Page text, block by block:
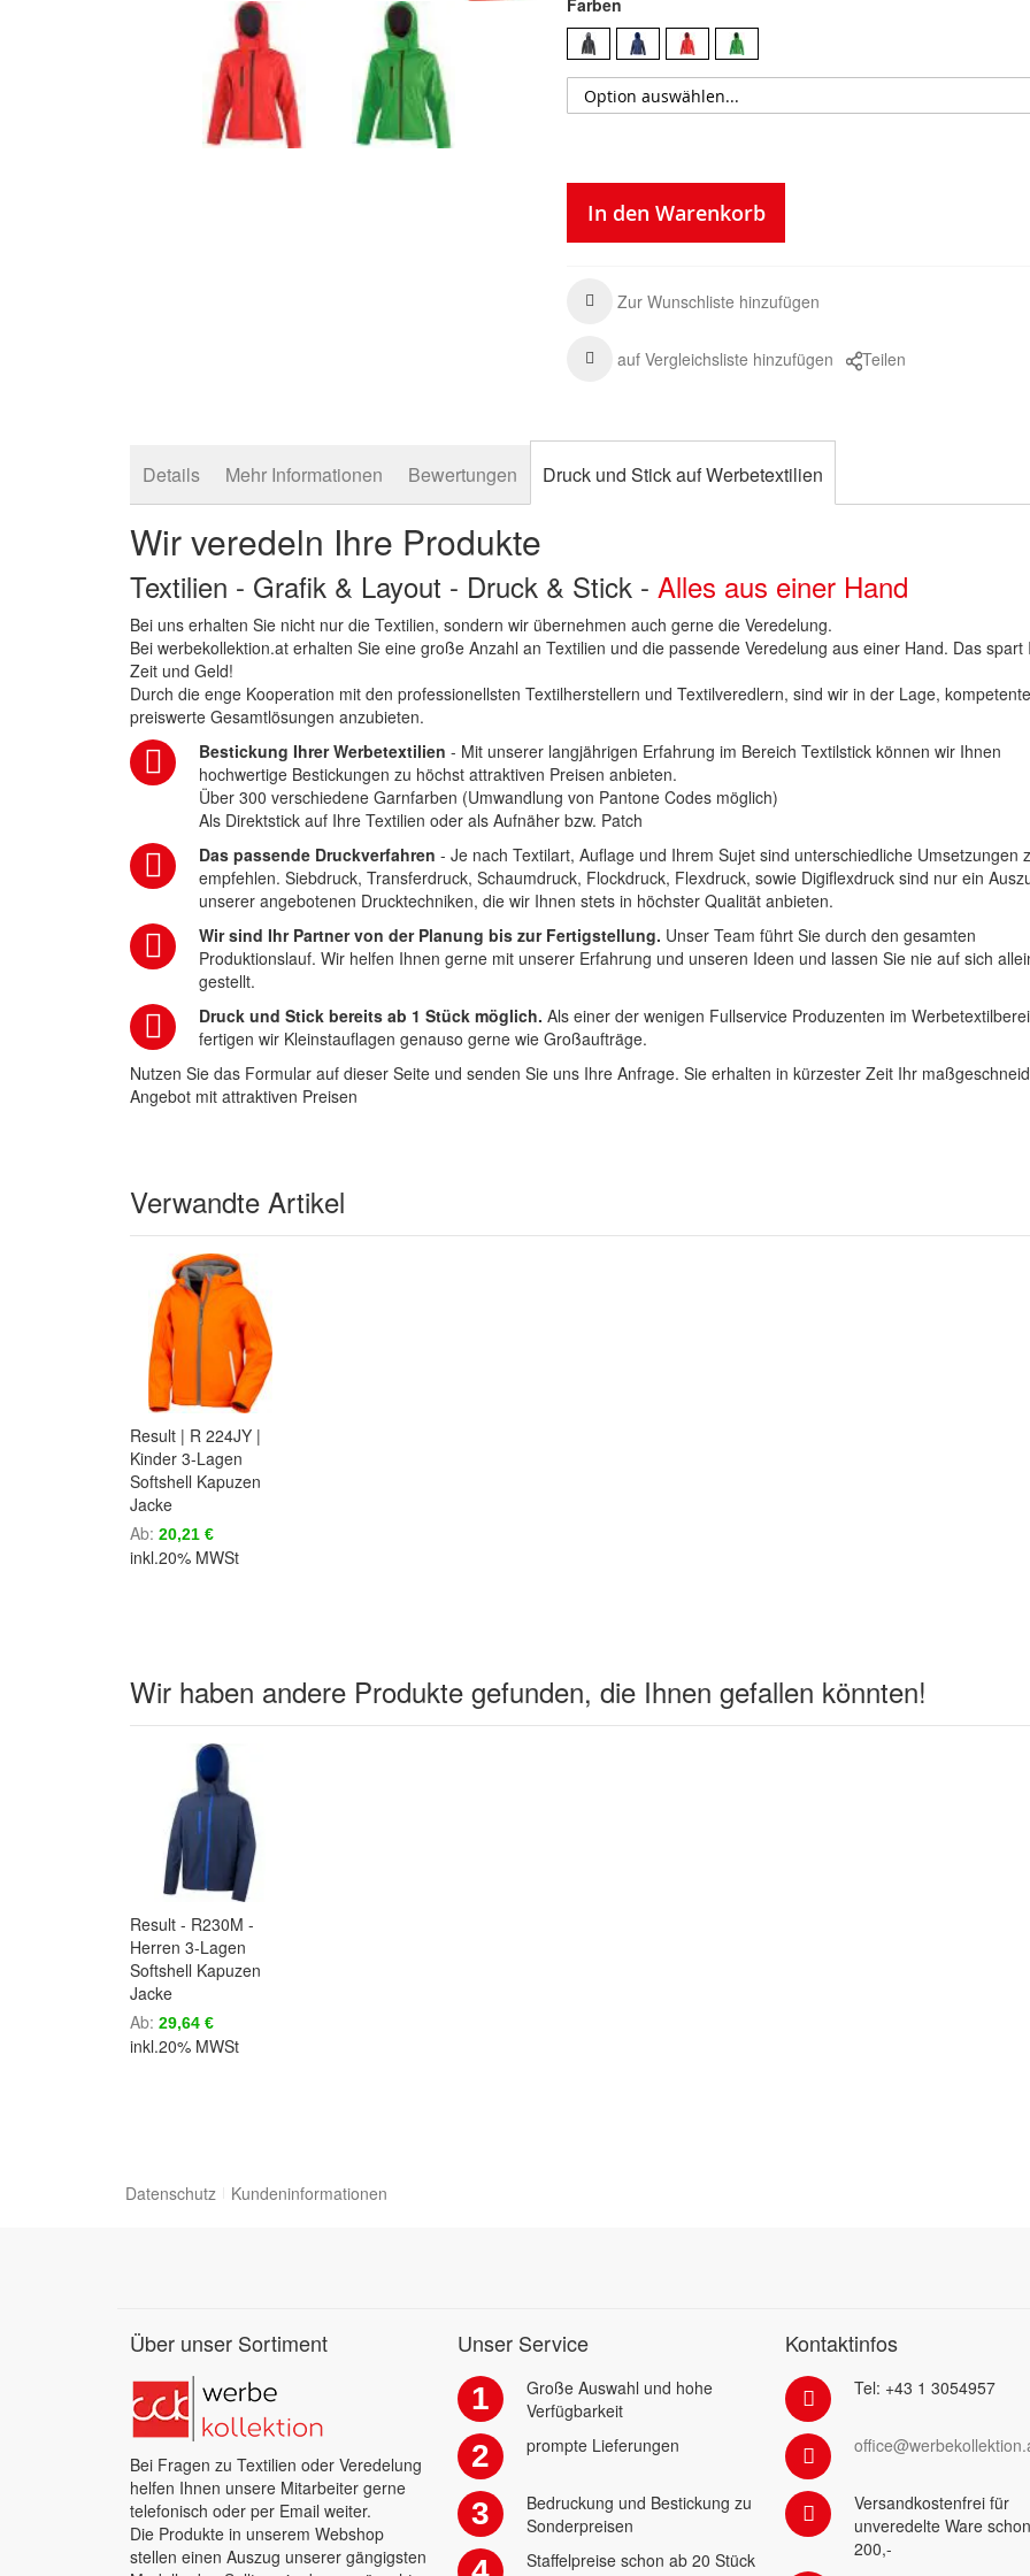
Farben
In den Warenkorb
Zur Wunschliste hinzufügen
auf Vergleichsliste hinzufügen Teilen
Details Mehr Informationen Bewertungen Druck und Stick auf Werbetextilien
Wir veredeln Ihre Produkte
Textilien - Grafik & Layout - Druck & Stick -Alles aus einer Hand
Bei uns erhalten Sie nicht nur die Textilien, sondern wir übernehmen auch gerne die Veredelung.
Bei werbekollektion.at erhalten Sie eine große Anzahl an Textilien und die passende Veredelung aus einer Hand. Das spart
Zeit und Geld!
Durch die enge Kooperation mit den professionellsten Textilherstellern und Textilveredlern, sind wir in der Lage,
preiswerte Gesamtlösungen anzubieten.
Bestickung Ihrer Werbetextilien - Mit unserer langjährigen Erfahrung im Bereich Textilstick können wir Ihnen
hochwertige Bestickungen zu höchst attraktiven Preisen anbieten.
Über 300 verschiedene Garnfarben (Umwandlung von Pantone Codes möglich)
Als Direktstick auf Ihre Textilien oder als Aufnäher bzw. Patch
Das passende Druckverfahren - Je nach Textilart, Auflage und Ihrem Sujet sind unterschiedliche Umsetzungen
empfehlen. Siebdruck, Transferdruck, Schaumdruck, Flockdruck, Flexdruck, sowie Digiflexdruck sind nur ein
unserer angebotenen Drucktechniken, die wir Ihnen stets in höchster Qualität anbieten.
Wir sind Ihr Partner von der Planung bis zur Fertigstellung. Unser Team führt Sie durch den gesamten
Produktionslauf. Wir helfen Ihnen gerne mit unserer Erfahrung und unseren Ideen und lassen Sie nie auf sich
gestellt.
Druck und Stick bereits ab 1 Stück möglich. Als einer der wenigen Fullservice Produzenten im
fertigen wir Kleinstauflagen genauso gerne wie Großaufträge.
Nutzen Sie das Formular auf dieser Seite und senden Sie uns Ihre Anfrage. Sie erhalten in kürzester Zeit Ihr
Angebot mit attraktiven Preisen
Verwandte Artikel
Result | R 224JY |
Kinder 3-Lagen
Softshell Kapuzen
Jacke
Ab 20,21 €
inkl.20% MWSt
Wir haben andere Produkte gefunden, die Ihnen gefallen könnten!
Result - R230M -
Herren 3-Lagen
Softshell Kapuzen
Jacke
Ab 29,64 €
inkl.20% MWSt
Datenschutz Kundeninformationen
Über unser Sortiment
Bei Fragen zu Textilien oder Veredelung
helfen Ihnen unsere Mitarbeiter gerne
telefonisch oder per Email weiter.
Die Produkte in unserem Webshop
stellen einen Auszug unserer gängigsten
Unser Service
1
Große Auswahl und hohe
Verfügbarkeit
2 prompte Lieferungen
3
Bedruckung und Bestickung zu
Sonderpreisen
Staffelpreise schon ab 20 Stück
Kontaktinfos
Tel: +43 1 3054957
Versandkostenfrei für
unveredelte Ware
200,-